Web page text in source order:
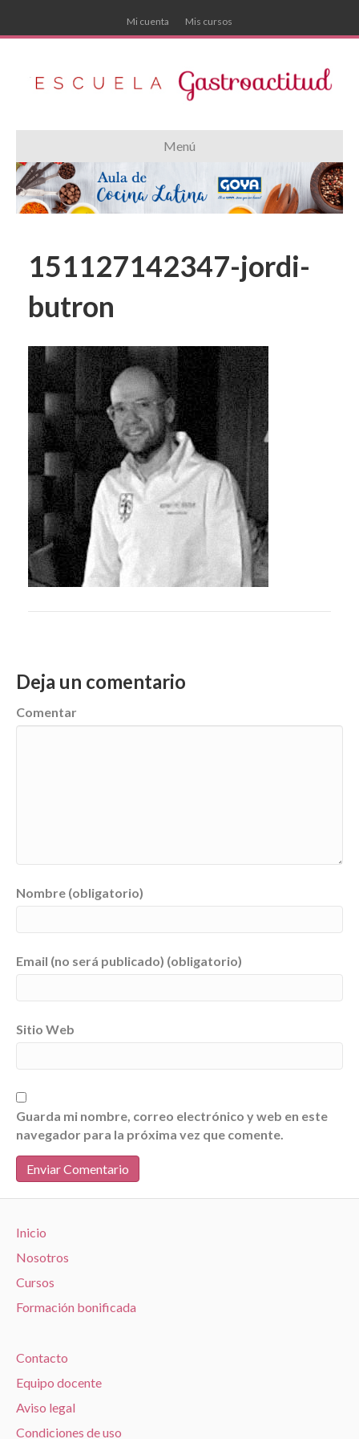
Mi cuenta Mis cursos
Menú
151127142347-jordi-
butron
Deja un comentario
Comentar
Nombre (obligatorio)
Email (no será publicado) (obligatorio)
Sitio Web
Guarda mi nombre, correo electrónico y web en este
navegador para la próxima vez que comente.
Inicio
Nosotros
Cursos
Formación bonificada
Contacto
Equipo docente
Aviso legal
Condiciones de uso